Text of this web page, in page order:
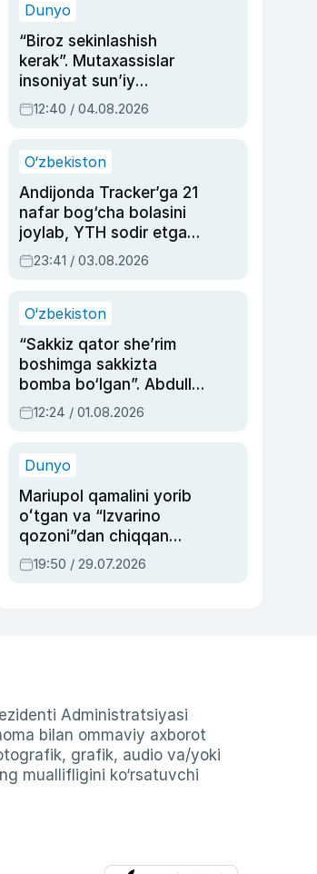
Dunyo
“Biroz sekinlashish
kerak”. Mutaxassislar
insoniyat sun’iy
intellektni boshqara
olmay qolishidan xavotir
12:40 / 04.08.2026
O‘zbekiston
Andijonda Tracker’ga 21
nafar bog‘cha bolasini
joylab, YTH sodir etgan
ayolga sud hukmi o‘qildi
23:41 / 03.08.2026
O‘zbekiston
“Sakkiz qator she’rim
boshimga sakkizta
bomba bo‘lgan”. Abdulla
Oripovni siyosiy
ayblovlardan asrab
12:24 / 01.08.2026
Dunyo
Mariupol qamalini yorib
oʻtgan va “Izvarino
qozoni”dan chiqqan
qahramon — Ukraina
armiyasi bosh
19:50 / 29.07.2026
Administratsiyasi
bilan ommaviy axborot
grafik, audio va/yoki
muallifligini ko‘rsatuvchi